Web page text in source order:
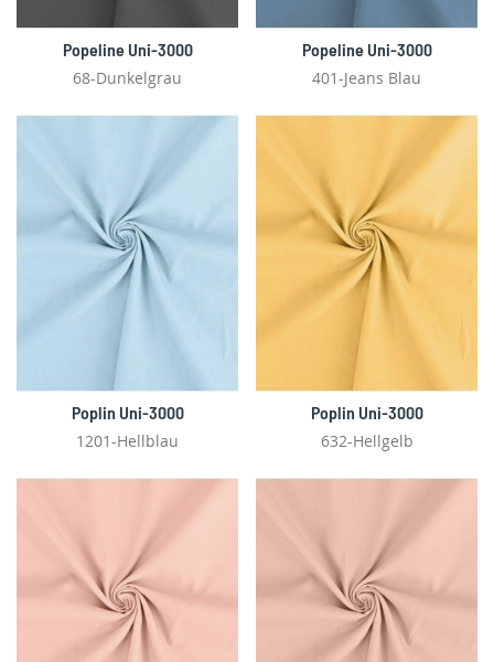
Popeline Uni-3000
68-Dunkelgrau
Popeline Uni-3000
401-Jeans Blau
Poplin Uni-3000
1201-Hellblau
Poplin Uni-3000
632-Hellgelb